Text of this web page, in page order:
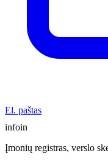
El. paštas
infoin
Įmonių registras, verslo